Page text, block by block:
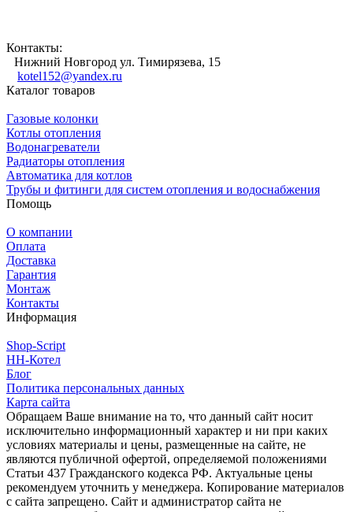
Контакты:
Нижний Новгород ул. Тимирязева, 15
kotel152@yandex.ru
Каталог товаров
Газовые колонки
Котлы отопления
Водонагреватели
Радиаторы отопления
Автоматика для котлов
Трубы и фитинги для систем отопления и водоснабжения
Помощь
О компании
Оплата
Доставка
Гарантия
Монтаж
Контакты
Информация
Shop-Script
НН-Котел
Блог
Политика персональных данных
Карта сайта
Обращаем Ваше внимание на то, что данный сайт носит
исключительно информационный характер и ни при каких
условиях материалы и цены, размещенные на сайте, не
являются публичной офертой, определяемой положениями
Статьи 437 Гражданского кодекса РФ. Актуальные цены
рекомендуем уточнить у менеджера. Копирование материалов
с сайта запрещено. Сайт и администратор сайта не